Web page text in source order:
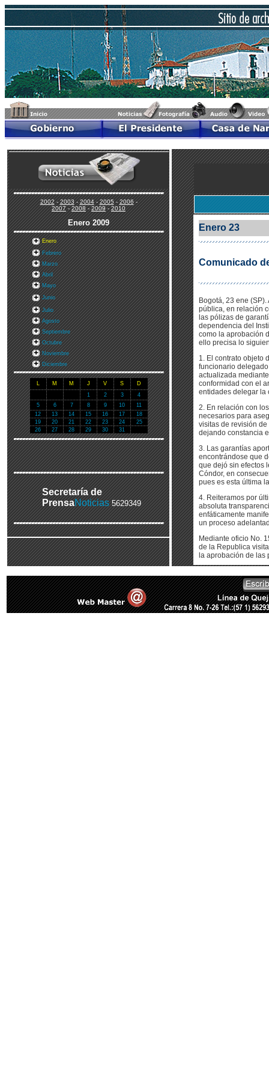
2002-2003-2004-2005-2006-
2007-2008-2009-2010
Enero2009
Enero
Febrero
Marzo
Abril
Mayo
Junio
Julio
Agosto
Septiembre
Octubre
Noviembre
Diciembre
L M M J V S
D
1
2 3
4
5
6 7 8 9 10
11
12
13 14 15 16 17
18
19
20 21 22 23 24
25
26
27 28 29 30 31
Secretaría de
PrensaNoticias 5629349
Enero 23
Comunicado
Bogotá, 23 ene
pública, en relación
las pólizas de
dependencia del
como la aprobación
ello precisa lo
1. El contrato objeto
funcionario
actualizada
conformidad con el
entidades delegar la
2. En relación con
necesarios para
visitas de revisión
dejando constancia
3. Las garantías
encontrándose que
que dejó sin efectos
Cóndor, en
pues es esta última
4. Reiteramos por
absoluta
enfáticamente
un proceso
Mediante oficio No.
de la Republica
la aprobación de las